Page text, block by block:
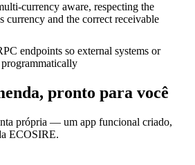
currency aware, respecting the
currency and the correct receivable
endpoints so external systems or
pronto para você
própria — um app funcional criado,
ECOSIRE.